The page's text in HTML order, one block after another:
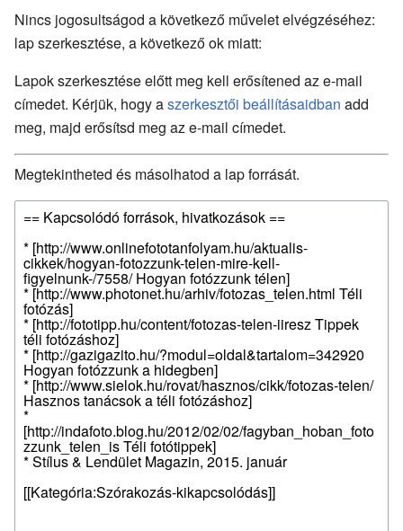
Nincs jogosultságod a következő művelet elvégzéséhez:
lap szerkesztése, a következő ok miatt:
Lapok szerkesztése előtt meg kell erősítened az e-mail
címedet. Kérjük, hogy aszerkesztői beállításaidban add
meg, majd erősítsd meg az e-mail címedet.
Megtekintheted és másolhatod a lap forrását.